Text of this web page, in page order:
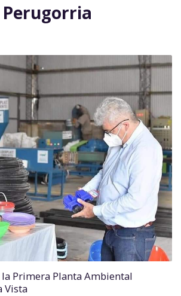
Perugorria
Primera Planta Ambiental
Vista